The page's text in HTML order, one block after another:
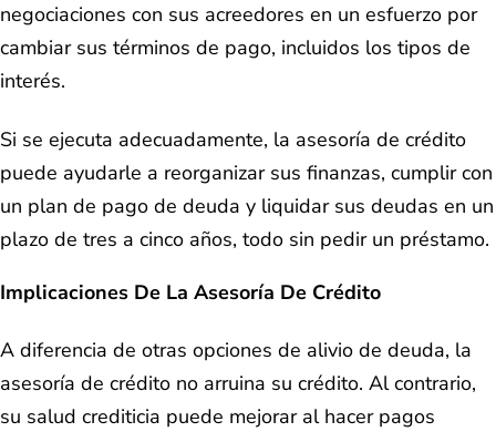
negociaciones con sus acreedores en un esfuerzo por
cambiar sus términos de pago, incluidos los tipos de
interés.
Si se ejecuta adecuadamente, la asesoría de crédito
puede ayudarle a reorganizar sus finanzas, cumplir con
un plan de pago de deuda y liquidar sus deudas en un
plazo de tres a cinco años, todo sin pedir un préstamo.
Implicaciones De La Asesoría De Crédito
A diferencia de otras opciones de alivio de deuda, la
asesoría de crédito no arruina su crédito. Al contrario,
su salud crediticia puede mejorar al hacer pagos